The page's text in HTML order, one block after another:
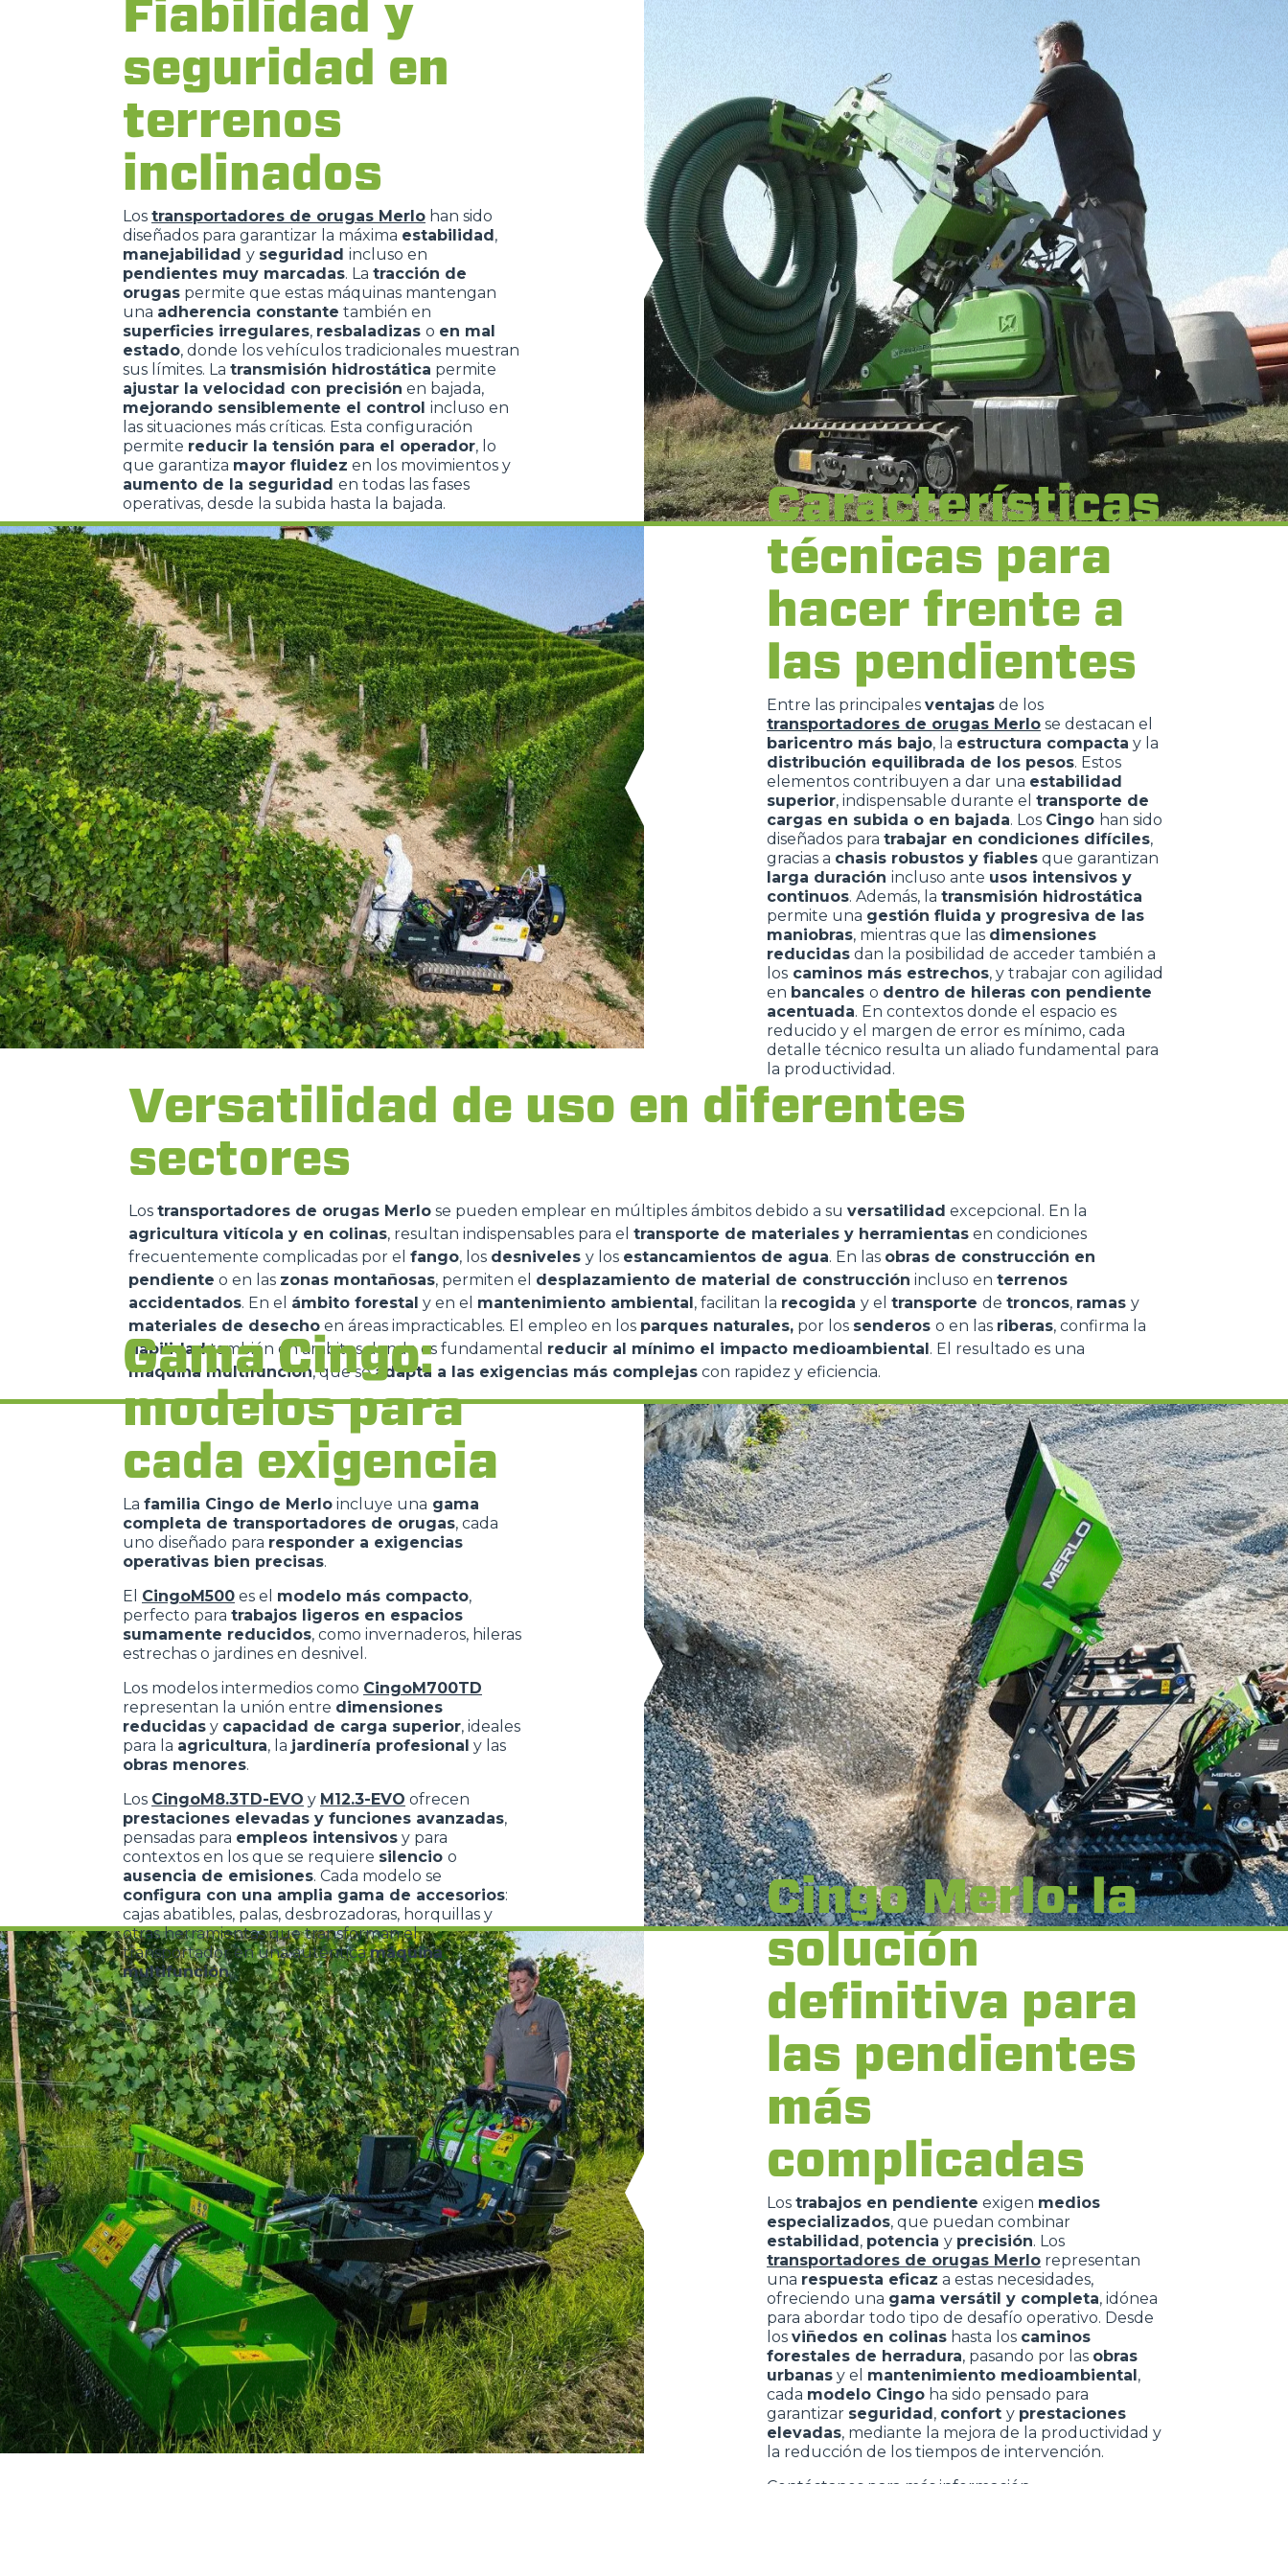
Consenso
Questo sito web utilizza i cookie
“Questo sito web utilizza i cookie Il sito utilizza cookies al fine di fornire annunci pubblicitari e contenuti personalizzati.
Cliccando sul tasto "RIFIUTA" o sulla "X" il banner verrà chiuso e non verranno inviati cookies al di fuori di quelli tecnici.
Cliccando su "ACCETTA TUTTI" saranno automaticamente accettati tutti i cookie di prima o terza parte presenti sul sito, i
quali saranno in ogni momento consultabili, con la possibilità di modificare il consenso prestato per ogni singolo cookie.
Come fare? Cliccare sulla graffetta nera presente in fondo a destra di ogni pagina, selezionare "Modifichi il suo consenso"
e infine "Mostra dettagli". Potrai trovare il link dell'informativa completa nel footer presente in ogni pagina. Per esercitare i
diritti riconosciuti all'interessato ai sensi degli artt. 15 e ss. del Regolamento UE 2016/679 GDPR abbiamo predisposto una
apposita procedura.
Selezione
del
consenso
Necessari Statistiche Marketing
Accetta selezionati Accetta tutti
MUESTRA TODOS
PLATAFORMAS
Fiabilidad y
seguridad en
terrenos
inclinados
Los transportadores de orugas Merlo han sido
diseñados para garantizar la máxima estabilidad,
manejabilidad y seguridad incluso en
pendientes muy marcadas. La tracción de
orugas permite que estas máquinas mantengan
una adherencia constante también en
superficies irregulares, resbaladizas o en mal
estado, donde los vehículos tradicionales muestran
sus límites. La transmisión hidrostática permite
ajustar la velocidad con precisión en bajada,
mejorando sensiblemente el control incluso en
las situaciones más críticas. Esta configuración
permite reducir la tensión para el operador, lo
que garantiza mayor fluidez en los movimientos y
aumento de la seguridad en todas las fases
operativas, desde la subida hasta la bajada.
Características
técnicas para
hacer frente a
las pendientes
Entre las principales ventajas de los
transportadores de orugas Merlo se destacan el
baricentro más bajo, la estructura compacta y la
distribución equilibrada de los pesos. Estos
elementos contribuyen a dar una estabilidad
superior, indispensable durante el transporte de
cargas en subida o en bajada. Los Cingo han sido
diseñados para trabajar en condiciones difíciles,
gracias a chasis robustos y fiables que garantizan
larga duración incluso ante usos intensivos y
continuos. Además, la transmisión hidrostática
permite una gestión fluida y progresiva de las
maniobras, mientras que las dimensiones
reducidas dan la posibilidad de acceder también a
los caminos más estrechos, y trabajar con agilidad
en bancales o dentro de hileras con pendiente
acentuada. En contextos donde el espacio es
reducido y el margen de error es mínimo, cada
detalle técnico resulta un aliado fundamental para
la productividad.
Versatilidad de uso en diferentes
sectores
Los transportadores de orugas Merlo se pueden emplear en múltiples ámbitos debido a su versatilidad excepcional. En la
agricultura vitícola y en colinas, resultan indispensables para el transporte de materiales y herramientas en condiciones
frecuentemente complicadas por el fango, los desniveles y los estancamientos de agua. En las obras de construcción en
pendiente o en las zonas montañosas, permiten el desplazamiento de material de construcción incluso en terrenos
accidentados. En el ámbito forestal y en el mantenimiento ambiental, facilitan la recogida y el transporte de troncos, ramas y
materiales de desecho en áreas impracticables. El empleo en los parques naturales, por los senderos o en las riberas, confirma la
fiabilidadtambién en ámbitos donde es fundamental reducir al mínimo el impacto medioambiental. El resultado es una
máquina multifunción, que seadapta a las exigencias más complejas con rapidez y eficiencia.
Gama Cingo:
modelos para
cada exigencia
La familia Cingo de Merlo incluye una gama
completa de transportadores de orugas, cada
uno diseñado para responder a exigencias
operativas bien precisas.
El CingoM500 es el modelo más compacto,
perfecto para trabajos ligeros en espacios
sumamente reducidos, como invernaderos, hileras
estrechas o jardines en desnivel.
Los modelos intermedios como CingoM700TD
representan la unión entre dimensiones
reducidas y capacidad de carga superior, ideales
para la agricultura, la jardinería profesional y las
obras menores.
Los CingoM8.3TD-EVO y M12.3-EVO ofrecen
prestaciones elevadas y funciones avanzadas,
pensadas para empleos intensivos y para
contextos en los que se requiere silencio o
ausencia de emisiones. Cada modelo se
configura con una amplia gama de accesorios:
cajas abatibles, palas, desbrozadoras, horquillas y
otras herramientas que transforman el
transportador en una auténticamáquina
multifunción.
Cingo Merlo: la
solución
definitiva para
las pendientes
más
complicadas
Los trabajos en pendiente exigen medios
especializados, que puedan combinar
estabilidad, potencia y precisión. Los
transportadores de orugas Merlo representan
una respuesta eficaz a estas necesidades,
ofreciendo una gama versátil y completa, idónea
para abordar todo tipo de desafío operativo. Desde
los viñedos en colinas hasta los caminos
forestales de herradura, pasando por las obras
urbanas y el mantenimiento medioambiental,
cada modelo Cingo ha sido pensado para
garantizar seguridad, confort y prestaciones
elevadas, mediante la mejora de la productividad y
la reducción de los tiempos de intervención.
Contáctanos para más información